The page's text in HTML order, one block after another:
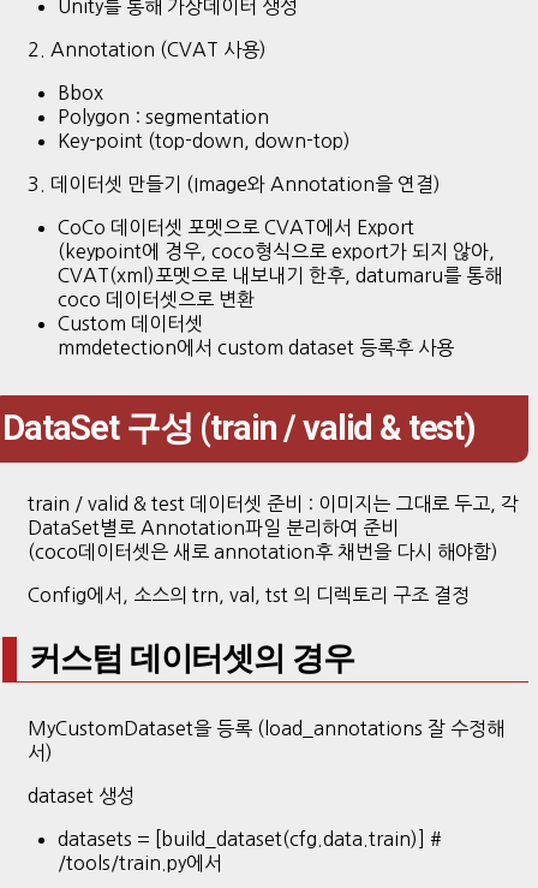
Unity를 통해 가상데이터 생성
2. Annotation (CVAT 사용)
Bbox
Polygon : segmentation
Key-point (top-down, down-top)
3. 데이터셋 만들기 (Image와 Annotation을 연결)
CoCo 데이터셋 포멧으로 CVAT에서 Export
(keypoint에 경우, coco형식으로 export가 되지 않아,
CVAT(xml)포멧으로 내보내기 한후, datumaru를 통해
coco 데이터셋으로 변환
Custom 데이터셋
mmdetection에서 custom dataset 등록후 사용
DataSet 구성 (train / valid & test)
train / valid & test 데이터셋 준비 : 이미지는 그대로 두고, 각
DataSet별로 Annotation파일 분리하여 준비
(coco데이터셋은 새로 annotation후 채번을 다시 해야함)
Config에서, 소스의 trn, val, tst 의 디렉토리 구조 결정
커스텀 데이터셋의 경우
MyCustomDataset을 등록 (load_annotations 잘 수정해
서)
dataset 생성
datasets = [build_dataset(cfg.data.train)] #
/tools/train.py에서